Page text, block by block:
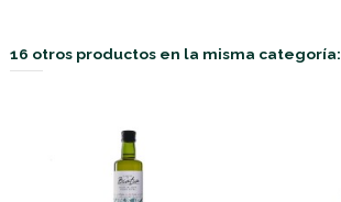
16 otros productos en la misma categoría: